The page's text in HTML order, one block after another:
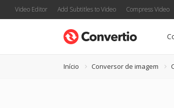
Video Editor Add Subtitles to Video Compress Video
Início Conversor de imagem